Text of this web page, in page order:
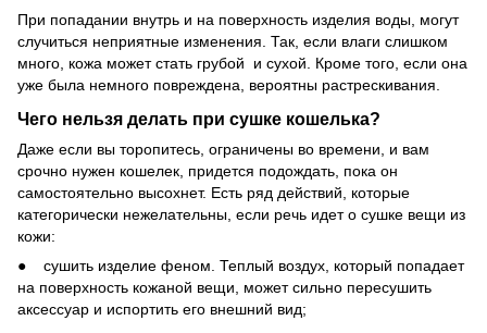
При попадании внутрь и на поверхность изделия воды, могут
случиться неприятные изменения. Так, если влаги слишком
много, кожа может стать грубой и сухой. Кроме того, если она
уже была немного повреждена, вероятны растрескивания.
Чего нельзя делать при сушке кошелька?
Даже если вы торопитесь, ограничены во времени, и вам
срочно нужен кошелек, придется подождать, пока он
самостоятельно высохнет. Есть ряд действий, которые
категорически нежелательны, если речь идет о сушке вещи из
кожи:
● сушить изделие феном. Теплый воздух, который попадает
на поверхность кожаной вещи, может сильно пересушить
аксессуар и испортить его внешний вид;